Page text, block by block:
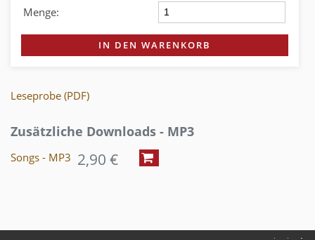
Menge:
IN DEN WARENKORB
Leseprobe (PDF)
Zusätzliche Downloads - MP3
Songs - MP3 2,90 €